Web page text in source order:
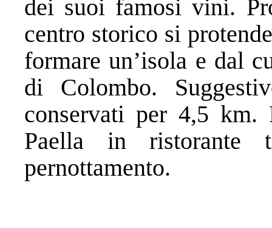
dei suoi famosi vini.
centro storico si
formare un’isola e dal
di Colombo.
conservati per 4,5
Paella in
pernottamento.